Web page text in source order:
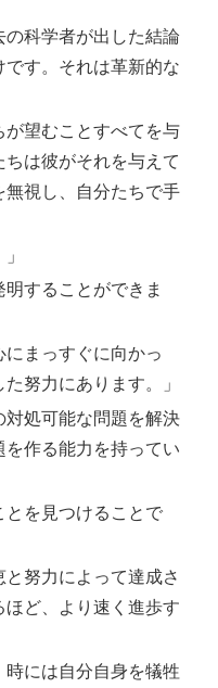
の科学者が出した結論
す。それは革新的な
が望むことすべてを与
は彼がそれを与えて
無視し、自分たちで手
明することができま
にまっすぐに向かっ
努力にあります。」
対処可能な問題を解決
を作る能力を持ってい
とを見つけることで
と努力によって達成さ
ど、より速く進歩す
時には自分自身を犠牲